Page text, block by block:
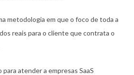
metodologia em que o foco de toda a
reais para o cliente que contrata o
atender a empresas SaaS